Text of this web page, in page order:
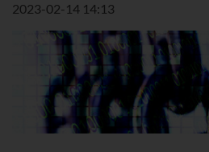
2023-02-14 14:13